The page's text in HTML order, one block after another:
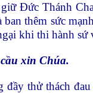
Đức Thánh
ban thêm sức
khi thi hành sứ
xin Chúa.
đầy thử thách